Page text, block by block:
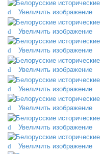
Октябрьская революция
С рождеством
Пасха
9 мая - день победы
Разные пожелания
1 сентября школа
Приглашение
Новости
Новости карточных колод
Новости открыток
О сайте
Ссылки
Наше видео
Увеличить изображение
Увеличить изображение
Увеличить изображение
Увеличить изображение
Увеличить изображение
Увеличить изображение
Увеличить изображение
Увеличить изображение